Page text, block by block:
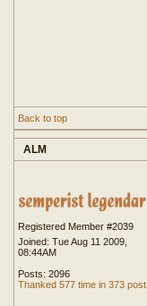
Back to top
ALM
Registered Member #2039
Joined: Tue Aug 11 2009,
08:44AM
Posts: 2096
Thanked 577 time in 373 post